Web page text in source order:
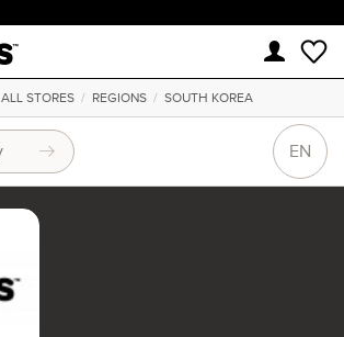
ALL STORES/ REGIONS/ SOUTH KOREA
EN